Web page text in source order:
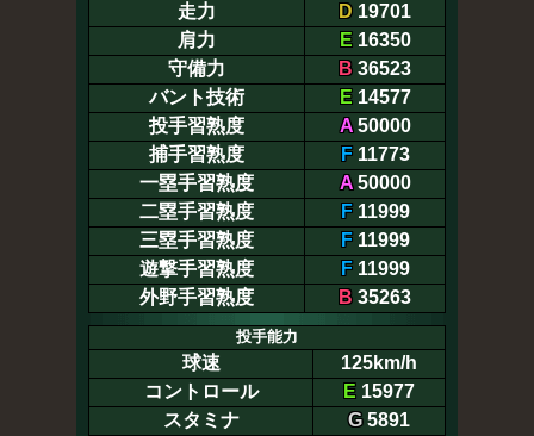
走力
D 19701
肩力
E16350
守備力
B 36523
バント技術
E14577
投手習熟度
A50000
捕手習熟度
F11773
一塁手習熟度
A50000
二塁手習熟度
F11999
三塁手習熟度
F11999
遊撃手習熟度
F11999
外野手習熟度
B 35263
投手能力
球速
125km/h
コントロール
E 15977
スタミナ
G5891